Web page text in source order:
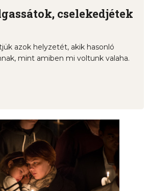
cselekedjétek
azok helyzetét, akik hasonló
mint amiben mi voltunk valaha.